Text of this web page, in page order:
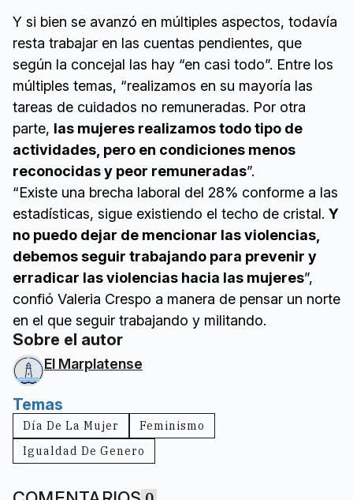
Y si bien se avanzó en múltiples aspectos, todavía
resta trabajar en las cuentas pendientes, que
según la concejal las hay “en casi todo”. Entre los
múltiples temas, “realizamos en su mayoría las
tareas de cuidados no remuneradas. Por otra
parte, las mujeres realizamos todo tipo de
actividades, pero en condiciones menos
reconocidas y peor remuneradas”.
“Existe una brecha laboral del 28% conforme a las
estadísticas, sigue existiendo el techo de cristal. Y
no puedo dejar de mencionar las violencias,
debemos seguir trabajando para prevenir y
erradicar las violencias hacia las mujeres”,
confió Valeria Crespo a manera de pensar un norte
en el que seguir trabajando y militando.
Sobre el autor
El Marplatense
Temas
Día De La Mujer
Feminismo
Igualdad De Genero